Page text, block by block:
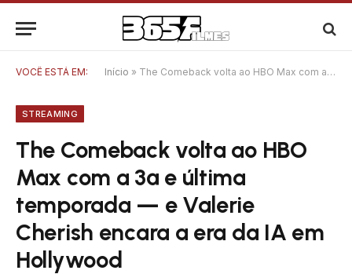
VOCÊ ESTÁ EM: Início » The Comeback volta ao HBO Max com a 3ª e última temporada — e Valerie Cherish encara a era da IA em Hollywood
STREAMING
The Comeback volta ao HBO
Max com a 3ª e última
temporada — e Valerie
Cherish encara a era da IA em
Hollywood